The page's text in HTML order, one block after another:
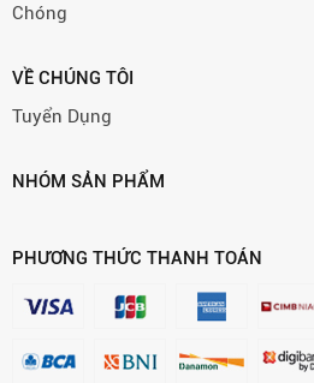
Chóng
VỀ CHÚNG TÔI
Tuyển Dụng
NHÓM SẢN PHẨM
PHƯƠNG THỨC THANH TOÁN